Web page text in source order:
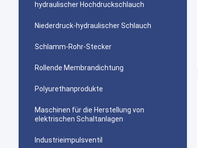
hydraulischer Hochdruckschlauch
Niederdruck-hydraulischer Schlauch
Schlamm-Rohr-Stecker
Rollende Membrandichtung
Polyurethanprodukte
Maschinen für die Herstellung von
elektrischen Schaltanlagen
Industrieimpulsventil